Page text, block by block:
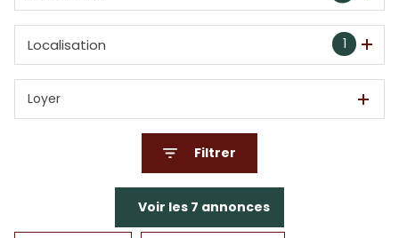
1
Localisation
Loyer
Filtrer
Voir les 7 annonces